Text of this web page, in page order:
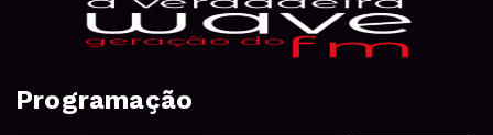
Programação